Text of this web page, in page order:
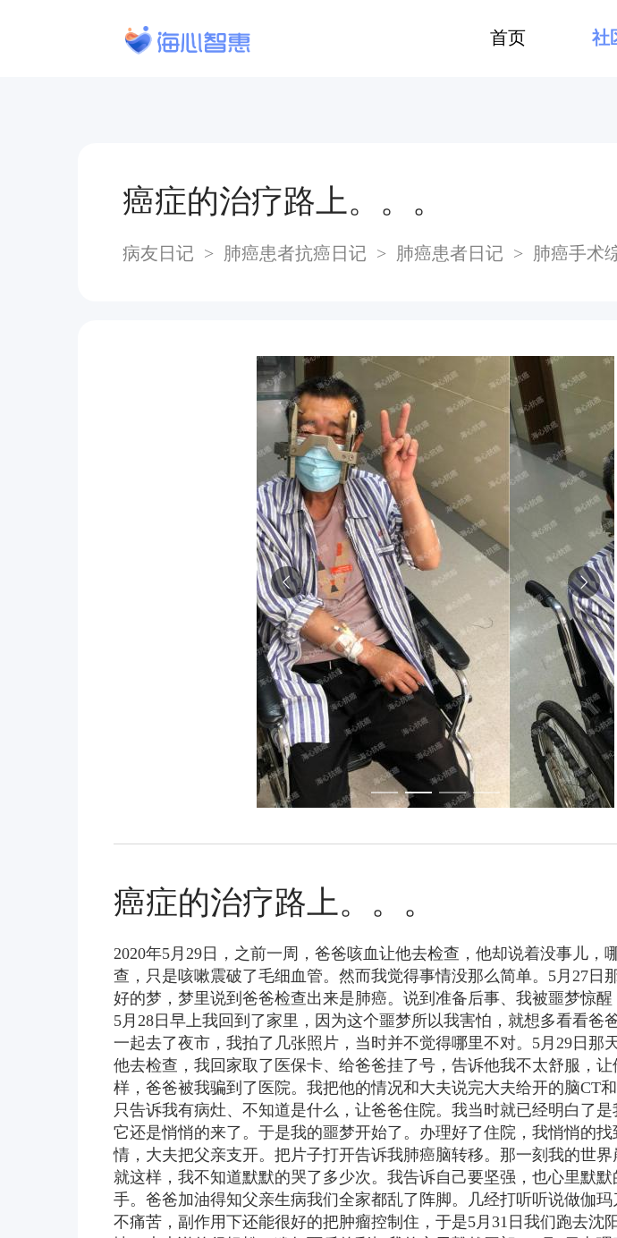
首页 社
癌症的治疗路上。。。
病友日记 > 肺癌患者抗癌日记 > 肺癌患者日记 > 肺癌手术
癌症的治疗路上。。。
2020年5月29日，之前一周，爸爸咳血让他去检查，他却说着没事儿，
查，只是咳嗽震破了毛细血管。然而我觉得事情没那么简单。5月27日
好的梦，梦里说到爸爸检查出来是肺癌。说到准备后事、我被噩梦惊醒
5月28日早上我回到了家里，因为这个噩梦所以我害怕，就想多看看爸
一起去了夜市，我拍了几张照片，当时并不觉得哪里不对。5月29日那
他去检查，我回家取了医保卡、给爸爸挂了号，告诉他我不太舒服，
样，爸爸被我骗到了医院。我把他的情况和大夫说完大夫给开的脑CT
只告诉我有病灶、不知道是什么，让爸爸住院。我当时就已经明白了是
它还是悄悄的来了。于是我的噩梦开始了。办理好了住院，我悄悄的
情，大夫把父亲支开。把片子打开告诉我肺癌脑转移。那一刻我的世界
就这样，我不知道默默的哭了多少次。我告诉自己要坚强，也心里默
手。爸爸加油得知父亲生病我们全家都乱了阵脚。几经打听听说做伽
不痛苦，副作用下还能很好的把肿瘤控制住，于是5月31日我们跑去沈